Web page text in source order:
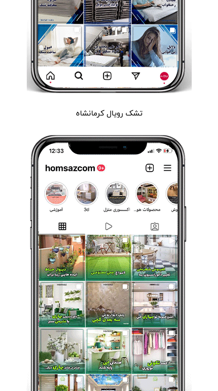
تشک رویال کرمانشاه